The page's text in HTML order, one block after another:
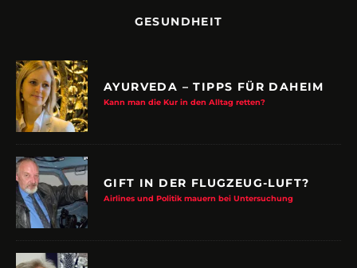
GESUNDHEIT
AYURVEDA – TIPPS FÜR DAHEIM
Kann man die Kur in den Alltag retten?
GIFT IN DER FLUGZEUG-LUFT?
Airlines und Politik mauern bei Untersuchung